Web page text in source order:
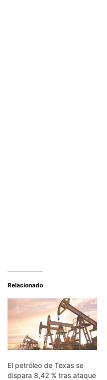
Relacionado
El petróleo de Texas se
dispara 8,42 % tras ataque